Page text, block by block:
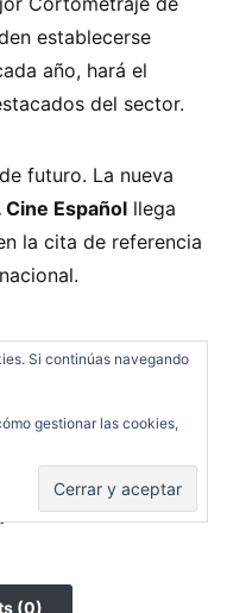
establecerse
año, hará el
del sector.
futuro. La nueva
Cine Español llega
la cita de referencia
(0)
Si continúas navegando
gestionar las cookies,